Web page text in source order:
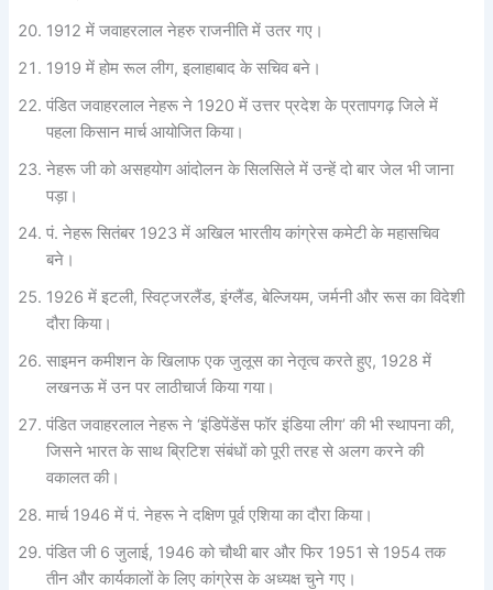
1912 में जवाहरलाल नेहरु राजनीति में उतर गए।
1919 में होम रूल लीग, इलाहाबाद के सचिव बने।
पंडित जवाहरलाल नेहरू ने 1920 में उत्तर प्रदेश के प्रतापगढ़ जिले में
पहला किसान मार्च आयोजित किया।
नेहरू जी को असहयोग आंदोलन के सिलसिले में उन्हें दो बार जेल भी जाना
पड़ा।
पं. नेहरू सितंबर 1923 में अखिल भारतीय कांग्रेस कमेटी के महासचिव
बने।
1926 में इटली, स्विट्जरलैंड, इंग्लैंड, बेल्जियम, जर्मनी और रूस का विदेशी
दौरा किया।
साइमन कमीशन के खिलाफ एक जुलूस का नेतृत्व करते हुए, 1928 में
लखनऊ में उन पर लाठीचार्ज किया गया।
पंडित जवाहरलाल नेहरू ने ‘इंडिपेंडेंस फॉर इंडिया लीग’ की भी स्थापना की,
जिसने भारत के साथ ब्रिटिश संबंधों को पूरी तरह से अलग करने की
वकालत की।
मार्च 1946 में पं. नेहरू ने दक्षिण पूर्व एशिया का दौरा किया।
पंडित जी 6 जुलाई, 1946 को चौथी बार और फिर 1951 से 1954 तक
तीन और कार्यकालों के लिए कांग्रेस के अध्यक्ष चुने गए।